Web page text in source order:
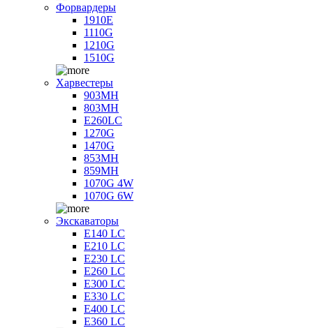
Форвардеры
1910E
1110G
1210G
1510G
Харвестеры
903MH
803MH
E260LC
1270G
1470G
853MH
859MH
1070G 4W
1070G 6W
Экскаваторы
E140 LC
E210 LC
E230 LC
E260 LC
E300 LC
E330 LC
E400 LC
E360 LC